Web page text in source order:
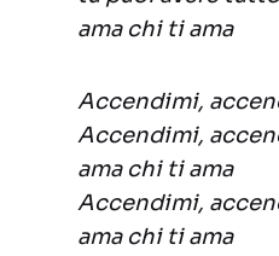
ama chi ti ama
Accendimi,
Accendimi,
ama chi ti ama
Accendimi,
ama chi ti ama